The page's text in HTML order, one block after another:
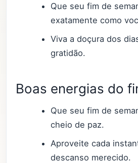
Que seu fim de
exatamente como
Viva a doçura dos
gratidão.
Boas energias do
Que seu fim de
cheio de paz.
Aproveite cada
descanso merecido.